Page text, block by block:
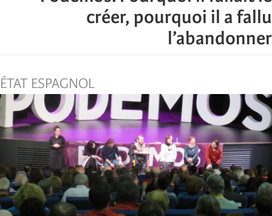
créer, pourquoi il a fallu
l’abandonner
ÉTAT ESPAGNOL